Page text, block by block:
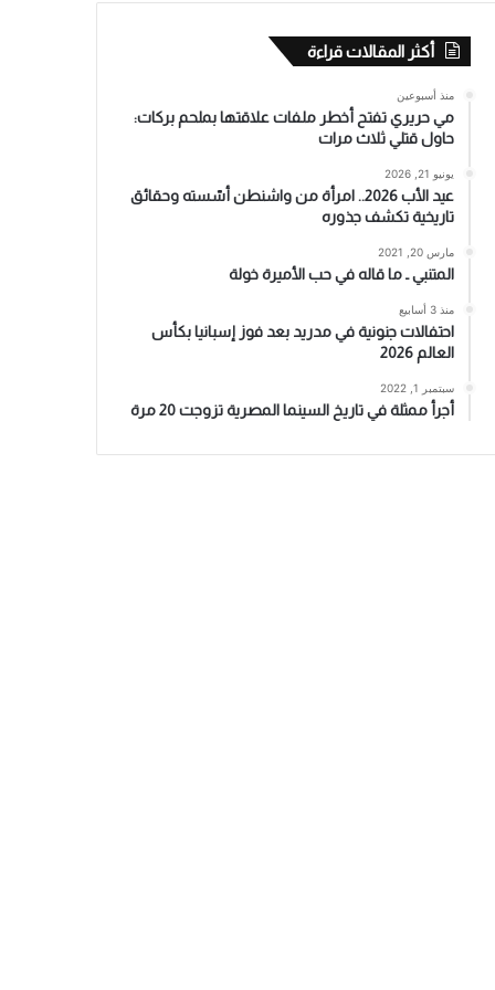
أكثر المقالات قراءة
منذ أسبوعين
مي حريري تفتح أخطر ملفات علاقتها بملحم بركات:
حاول قتلي ثلاث مرات
يونيو 21, 2026
عيد الأب 2026.. امرأة من واشنطن أسّسته وحقائق
تاريخية تكشف جذوره
مارس 20, 2021
المتنبي ـ ما قاله في حب الأميرة خولة
منذ 3 أسابيع
احتفالات جنونية في مدريد بعد فوز إسبانيا بكأس
العالم 2026
سبتمبر 1, 2022
أجرأ ممثلة في تاريخ السينما المصرية تزوجت 20 مرة